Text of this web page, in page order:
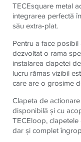
TECEsquare metal
integrarea perfectă
său extra-plat.
Pentru a face
dezvoltat o rama
instalarea clapetei
lucru rămas vizibil
care are o grosime
Clapeta de
disponibilă şi cu
TECEloop,
dar şi complet